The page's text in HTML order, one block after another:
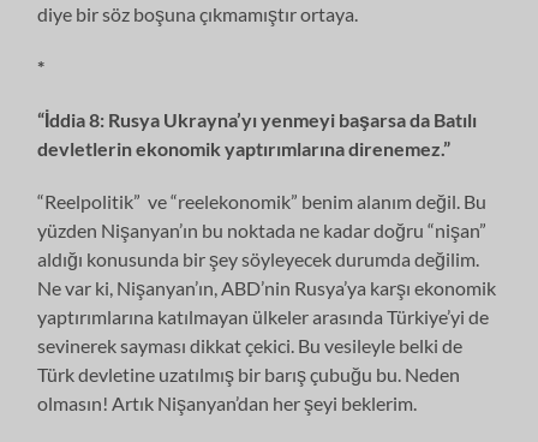
diye bir söz boşuna çıkmamıştır ortaya.
*
“İddia 8: Rusya Ukrayna’yı yenmeyi başarsa da Batılı
devletlerin ekonomik yaptırımlarına direnemez.”
“Reelpolitik” ve “reelekonomik” benim alanım değil. Bu
yüzden Nişanyan’ın bu noktada ne kadar doğru “nişan”
aldığı konusunda bir şey söyleyecek durumda değilim.
Ne var ki, Nişanyan’ın, ABD’nin Rusya’ya karşı ekonomik
yaptırımlarına katılmayan ülkeler arasında Türkiye’yi de
sevinerek sayması dikkat çekici. Bu vesileyle belki de
Türk devletine uzatılmış bir barış çubuğu bu. Neden
olmasın! Artık Nişanyan’dan her şeyi beklerim.